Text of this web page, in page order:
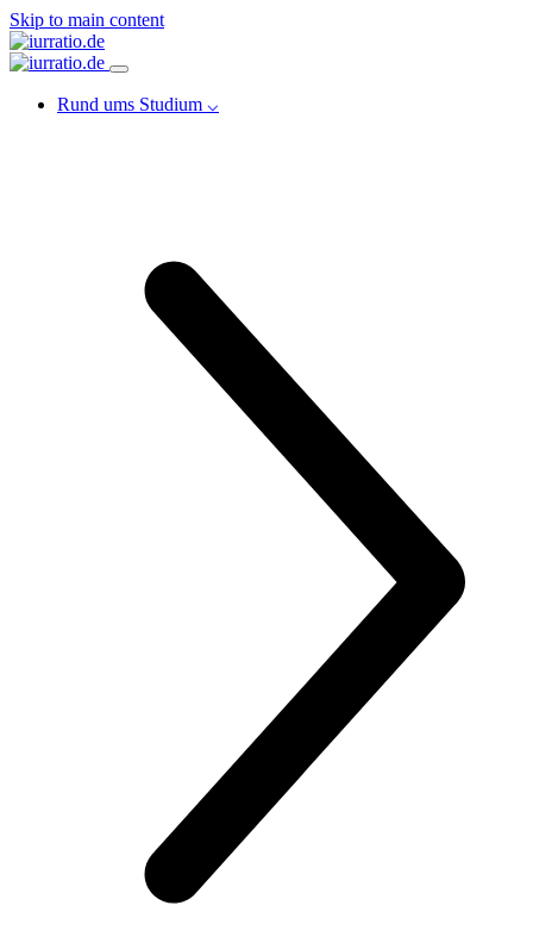
Skip to main content
Rund ums Studium ⌵